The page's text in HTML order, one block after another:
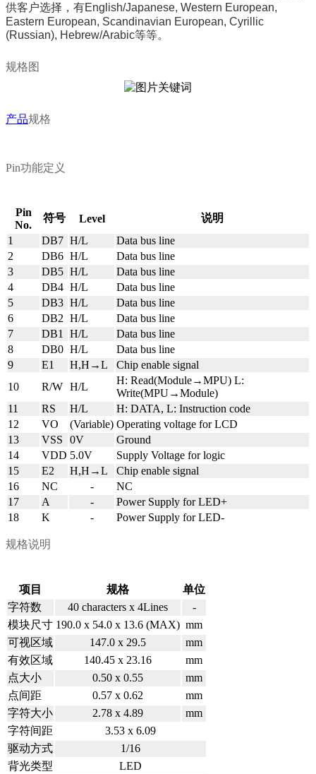
供客户选择，有English/Japanese, Western European,
Eastern European, Scandinavian European, Cyrillic
(Russian), Hebrew/Arabic等等。
规格图
产品规格
Pin功能定义
Pin
No.
符号 Level
说明
1
DB7 H/L
Data bus line
2
DB6 H/L
Data bus line
3
DB5 H/L
Data bus line
4
DB4 H/L
Data bus line
5
DB3 H/L
Data bus line
6
DB2 H/L
Data bus line
7
DB1 H/L
Data bus line
8
DB0 H/L
Data bus line
9
E1 H,H→L
Chip enable signal
10
R/W H/L
H: Read(Module→MPU) L:
Write(MPU→Module)
11
RS H/L
H: DATA, L: Instruction code
12
VO (Variable) Operating voltage for LCD
13
VSS 0V
Ground
14
VDD 5.0V
Supply Voltage for logic
15
E2 H,H→L
Chip enable signal
16
NC -
NC
17
A -
Power Supply for LED+
18
K - Power Supply for LED-
规格说明
项目 规格
单位
字符数
40 characters x 4Lines
-
模块尺寸 190.0 x 54.0 x 13.6 (MAX) mm
可视区域
147.0 x 29.5
mm
有效区域
140.45 x 23.16
mm
点大小
0.50 x 0.55
mm
点间距
0.57 x 0.62
mm
字符大小
2.78 x 4.89
mm
字符间距
3.53 x 6.09
驱动方式
1/16
背光类型
LED